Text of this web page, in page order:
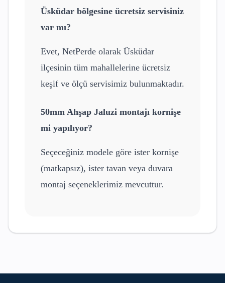
Üsküdar bölgesine ücretsiz servisiniz
var mı?
Evet, NetPerde olarak Üsküdar
ilçesinin tüm mahallelerine ücretsiz
keşif ve ölçü servisimiz bulunmaktadır.
50mm Ahşap Jaluzi montajı kornişe
mi yapılıyor?
Seçeceğiniz modele göre ister kornişe
(matkapsız), ister tavan veya duvara
montaj seçeneklerimiz mevcuttur.